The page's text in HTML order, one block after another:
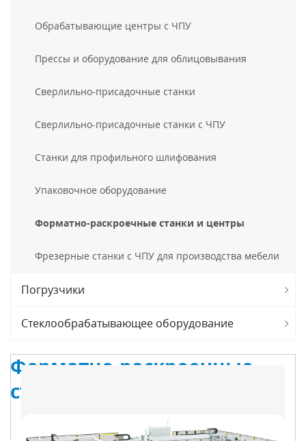
Обрабатывающие центры с ЧПУ
Прессы и оборудование для облицовывания
Сверлильно-присадочные станки
Сверлильно-присадочные станки с ЧПУ
Станки для профильного шлифования
Упаковочное оборудование
Форматно-раскроечные станки и центры
Фрезерные станки с ЧПУ для производства мебели
Погрузчики
Стеклообрабатывающее оборудование
Форматно-раскроечные
станки и центры